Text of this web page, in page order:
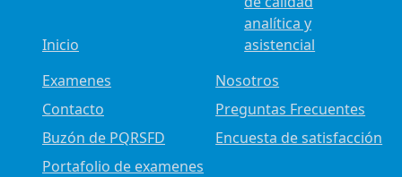
Inicio
analítica y
asistencial
Examenes
Nosotros
Contacto
Preguntas Frecuentes
Buzón de PQRSFD
Encuesta de satisfacción
Portafolio de examenes